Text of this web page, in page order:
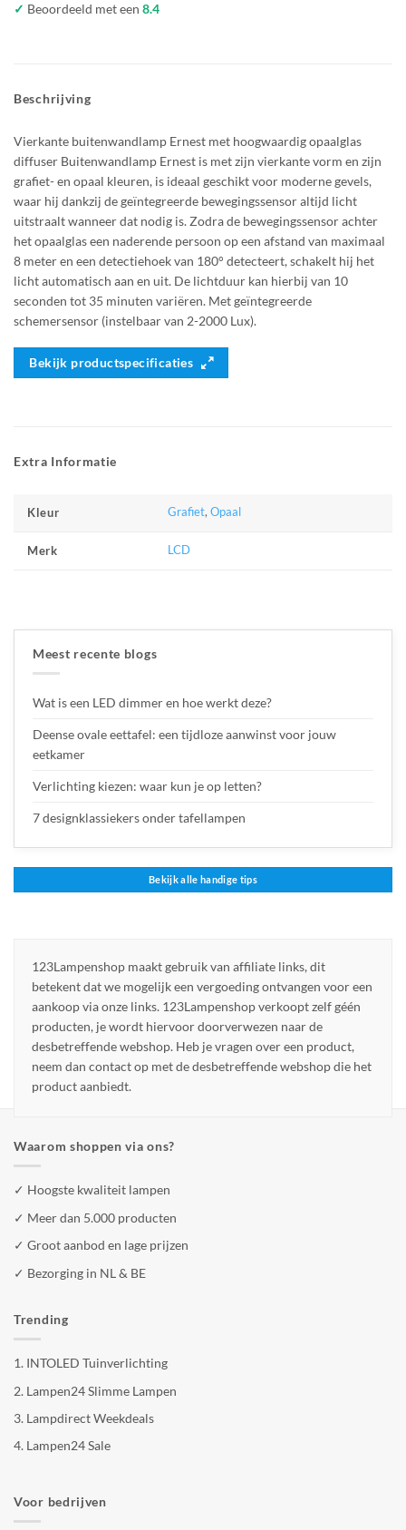
✓ Beoordeeld met een 8.4
Beschrijving
Vierkante buitenwandlamp Ernest met hoogwaardig opaalglas
diffuser Buitenwandlamp Ernest is met zijn vierkante vorm en zijn
grafiet- en opaal kleuren, is ideaal geschikt voor moderne gevels,
waar hij dankzij de geïntegreerde bewegingssensor altijd licht
uitstraalt wanneer dat nodig is. Zodra de bewegingssensor achter
het opaalglas een naderende persoon op een afstand van maximaal
8 meter en een detectiehoek van 180° detecteert, schakelt hij het
licht automatisch aan en uit. De lichtduur kan hierbij van 10
seconden tot 35 minuten variëren. Met geïntegreerde
schemersensor (instelbaar van 2-2000 Lux).
Bekijk productspecificaties
Extra Informatie
Kleur Grafiet,Opaal
Merk LCD
Meest recente blogs
Wat is een LED dimmer en hoe werkt deze?
Deense ovale eettafel: een tijdloze aanwinst voor jouw
eetkamer
Verlichting kiezen: waar kun je op letten?
7 designklassiekers onder tafellampen
Bekijk alle handige tips
123Lampenshop maakt gebruik van affiliate links, dit
betekent dat we mogelijk een vergoeding ontvangen voor een
aankoop via onze links. 123Lampenshop verkoopt zelf géén
producten, je wordt hiervoor doorverwezen naar de
desbetreffende webshop. Heb je vragen over een product,
neem dan contact op met de desbetreffende webshop die het
product aanbiedt.
Waarom shoppen via ons?
✓ Hoogste kwaliteit lampen
✓ Meer dan 5.000 producten
✓ Groot aanbod en lage prijzen
✓ Bezorging in NL & BE
Trending
1. INTOLED Tuinverlichting
2. Lampen24 Slimme Lampen
3. Lampdirect Weekdeals
4. Lampen24 Sale
Voor bedrijven